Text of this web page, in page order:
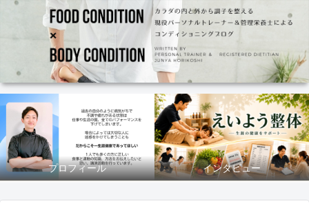
プロフィール インタビュー